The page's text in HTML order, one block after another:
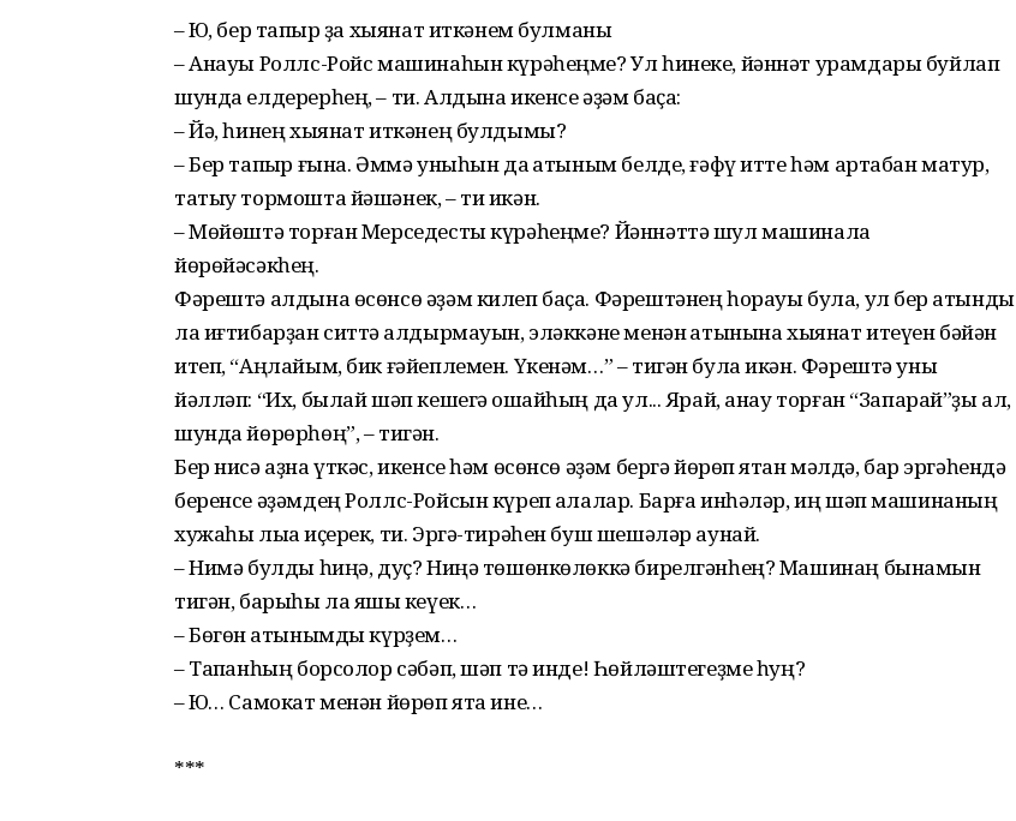
– Юҡ, бер тапҡыр ҙа хыянат иткәнем булманы
– Анауы Роллс-Ройс машинаһын күрәһеңме? Ул һинеке, йәннәт урамдары буйлап
шунда елдерерһең, – ти. Алдына икенсе әҙәм баҫа:
– Йә, һинең хыянат иткәнең булдымы?
– Бер тапҡыр ғына. Әммә уныһын да ҡатыным белде, ғәфү итте һәм артабан матур,
татыу тормошта йәшәнек, – ти икән.
– Мөйөштә торған Мерседесты күрәһеңме? Йәннәттә шул машинала
йөрөйәсәкһең.
Фәрештә алдына өсөнсө әҙәм килеп баҫа. Фәрештәнең һорауы була, ул бер ҡатынды
ла иғтибарҙан ситтә ҡалдырмауын, эләккәне менән ҡатынына хыянат итеүен бәйән
итеп, “Аңлайым, бик ғәйеплемен. Үкенәм…” – тигән була икән. Фәрештә уны
йәлләп: “Их, былай шәп кешегә оҡшайһың да ул... Ярай, анау торған “Запарай”ҙы ал,
шунда йөрөрһөң”, – тигән.
Бер нисә аҙна үткәс, икенсе һәм өсөнсө әҙәм бергә йөрөп ятҡан мәлдә, бар эргәһендә
беренсе әҙәмдең Роллс-Ройсын күреп ҡалалар. Барға инһәләр, иң шәп машинаның
хужаһы лыҡа иҫерек, ти. Эргә-тирәһен буш шешәләр аунай.
– Нимә булды һиңә, дуҫ? Ниңә төшөнкөлөккә бирелгәнһең? Машинаң бынамын
тигән, барыһы ла яҡшы кеүек…
– Бөгөн ҡатынымды күрҙем…
– Тапҡанһың борсолор сәбәп, шәп тә инде! Һөйләштегеҙме һуң?
– Юҡ… Самокат менән йөрөп ята ине…
***